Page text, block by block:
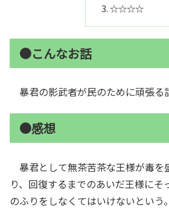
☆☆☆☆
●こんなお話
暴君の影武者が民のために頑張る
●感想
暴君として無茶苦茶な王様が毒を
り、回復するまでのあいだ王様に
のふりをしなくてはいけないという。